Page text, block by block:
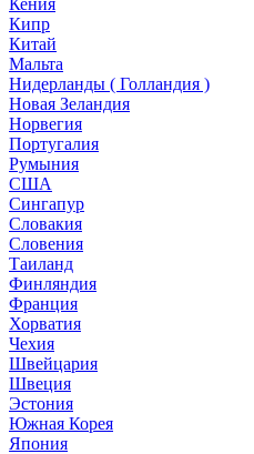
Кения
Кипр
Китай
Мальта
Нидерланды ( Голландия )
Новая Зеландия
Норвегия
Португалия
Румыния
США
Сингапур
Словакия
Словения
Таиланд
Финляндия
Франция
Хорватия
Чехия
Швейцария
Швеция
Эстония
Южная Корея
Япония